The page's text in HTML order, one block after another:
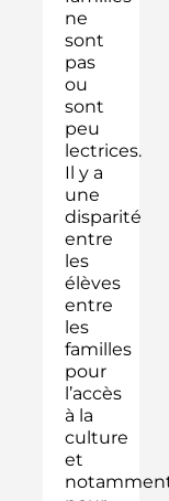
ne
sont
pas
ou
sont
peu
lectrices.
Il y a
une
disparité
entre
les
élèves
entre
les
familles
pour
l’accès
à la
culture
et